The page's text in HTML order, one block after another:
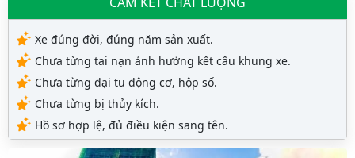
Xe đúng đời, đúng năm sản xuất.
Chưa từng tai nạn ảnh hưởng kết cấu khung xe.
Chưa từng đại tu động cơ, hộp số.
Chưa từng bị thủy kích.
Hồ sơ hợp lệ, đủ điều kiện sang tên.